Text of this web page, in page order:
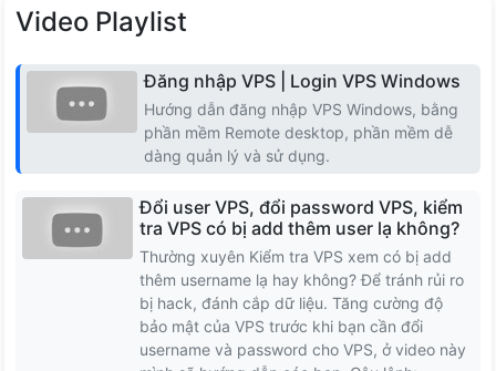
Lithuania
Iceland
Hungary
Slovakia
Video Playlist
Đăng nhập VPS | Login VPS Windows
Hướng dẫn đăng nhập VPS Windows, bằng
phần mềm Remote desktop, phần mềm dễ
dàng quản lý và sử dụng.
Đổi user VPS, đổi password VPS, kiểm
tra VPS có bị add thêm user lạ không?
Thường xuyên Kiểm tra VPS xem có bị add
thêm username lạ hay không? Để tránh rủi ro
bị hack, đánh cắp dữ liệu. Tăng cường độ
bảo mật của VPS trước khi bạn cần đổi
username và password cho VPS, ở video này